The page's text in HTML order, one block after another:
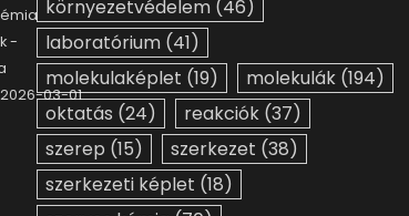
-
2026-03-01
környezetvédelem (46)
laboratórium (41)
molekulaképlet (19) molekulák (194)
oktatás (24) reakciók (37)
szerep (15) szerkezet (38)
szerkezeti képlet (18)